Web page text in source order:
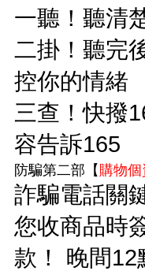
一聽！聽清
二掛！聽完
控你的情緒
三查！快撥
容告訴165
防騙第二部【 購物
詐騙電話關
您收商品時
款！ 晚間